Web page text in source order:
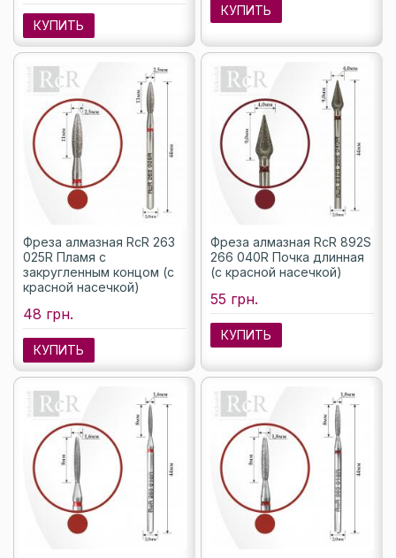
КУПИТЬ
КУПИТЬ
Фреза алмазная RcR 263
025R Пламя с
закругленным концом (с
красной насечкой)
48 грн.
КУПИТЬ
Фреза алмазная RcR 892S
266 040R Почка длинная
(с красной насечкой)
55 грн.
КУПИТЬ